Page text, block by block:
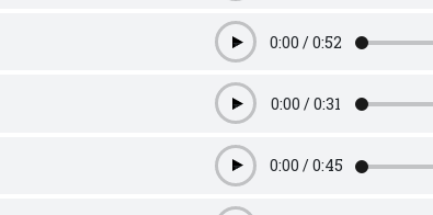
Play0:00 /0:52
Play0:00 /0:31
Play0:00 /0:45